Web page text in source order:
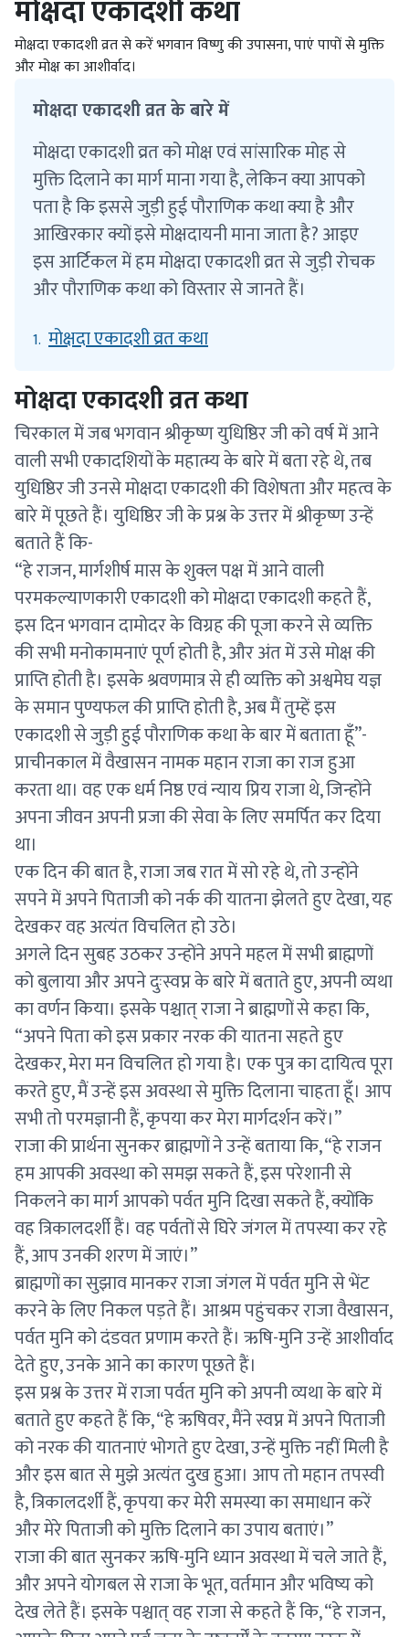
मोक्षदा एकादशी कथा
मोक्षदा एकादशी व्रत से करें भगवान विष्णु की उपासना, पाएं पापों से मुक्ति
और मोक्ष का आशीर्वाद।
मोक्षदा एकादशी व्रत के बारे में
मोक्षदा एकादशी व्रत को मोक्ष एवं सांसारिक मोह से
मुक्ति दिलाने का मार्ग माना गया है, लेकिन क्या आपको
पता है कि इससे जुड़ी हुई पौराणिक कथा क्या है और
आखिरकार क्यों इसे मोक्षदायनी माना जाता है? आइए
इस आर्टिकल में हम मोक्षदा एकादशी व्रत से जुड़ी रोचक
और पौराणिक कथा को विस्तार से जानते हैं।
1. मोक्षदा एकादशी व्रत कथा
मोक्षदा एकादशी व्रत कथा
चिरकाल में जब भगवान श्रीकृष्ण युधिष्ठिर जी को वर्ष में आने
वाली सभी एकादशियों के महात्म्य के बारे में बता रहे थे, तब
युधिष्ठिर जी उनसे मोक्षदा एकादशी की विशेषता और महत्व के
बारे में पूछते हैं। युधिष्ठिर जी के प्रश्न के उत्तर में श्रीकृष्ण उन्हें
बताते हैं कि-
“हे राजन, मार्गशीर्ष मास के शुक्ल पक्ष में आने वाली
परमकल्याणकारी एकादशी को मोक्षदा एकादशी कहते हैं,
इस दिन भगवान दामोदर के विग्रह की पूजा करने से व्यक्ति
की सभी मनोकामनाएं पूर्ण होती है, और अंत में उसे मोक्ष की
प्राप्ति होती है। इसके श्रवणमात्र से ही व्यक्ति को अश्वमेघ यज्ञ
के समान पुण्यफल की प्राप्ति होती है, अब मैं तुम्हें इस
एकादशी से जुड़ी हुई पौराणिक कथा के बार में बताता हूँ”-
प्राचीनकाल में वैखासन नामक महान राजा का राज हुआ
करता था। वह एक धर्म निष्ठ एवं न्याय प्रिय राजा थे, जिन्होंने
अपना जीवन अपनी प्रजा की सेवा के लिए समर्पित कर दिया
था।
एक दिन की बात है, राजा जब रात में सो रहे थे, तो उन्होंने
सपने में अपने पिताजी को नर्क की यातना झेलते हुए देखा, यह
देखकर वह अत्यंत विचलित हो उठे।
अगले दिन सुबह उठकर उन्होंने अपने महल में सभी ब्राह्मणों
को बुलाया और अपने दुःस्वप्न के बारे में बताते हुए, अपनी व्यथा
का वर्णन किया। इसके पश्चात् राजा ने ब्राह्मणों से कहा कि,
“अपने पिता को इस प्रकार नरक की यातना सहते हुए
देखकर, मेरा मन विचलित हो गया है। एक पुत्र का दायित्व पूरा
करते हुए, मैं उन्हें इस अवस्था से मुक्ति दिलाना चाहता हूँ। आप
सभी तो परमज्ञानी हैं, कृपया कर मेरा मार्गदर्शन करें।”
राजा की प्रार्थना सुनकर ब्राह्मणों ने उन्हें बताया कि, “हे राजन
हम आपकी अवस्था को समझ सकते हैं, इस परेशानी से
निकलने का मार्ग आपको पर्वत मुनि दिखा सकते हैं, क्योंकि
वह त्रिकालदर्शी हैं। वह पर्वतों से घिरे जंगल में तपस्या कर रहे
हैं, आप उनकी शरण में जाएं।”
ब्राह्मणों का सुझाव मानकर राजा जंगल में पर्वत मुनि से भेंट
करने के लिए निकल पड़ते हैं। आश्रम पहुंचकर राजा वैखासन,
पर्वत मुनि को दंडवत प्रणाम करते हैं। ऋषि-मुनि उन्हें आशीर्वाद
देते हुए, उनके आने का कारण पूछते हैं।
इस प्रश्न के उत्तर में राजा पर्वत मुनि को अपनी व्यथा के बारे में
बताते हुए कहते हैं कि, “हे ऋषिवर, मैंने स्वप्न में अपने पिताजी
को नरक की यातनाएं भोगते हुए देखा, उन्हें मुक्ति नहीं मिली है
और इस बात से मुझे अत्यंत दुख हुआ। आप तो महान तपस्वी
है, त्रिकालदर्शी हैं, कृपया कर मेरी समस्या का समाधान करें
और मेरे पिताजी को मुक्ति दिलाने का उपाय बताएं।”
राजा की बात सुनकर ऋषि-मुनि ध्यान अवस्था में चले जाते हैं,
और अपने योगबल से राजा के भूत, वर्तमान और भविष्य को
देख लेते हैं। इसके पश्चात् वह राजा से कहते हैं कि, “हे राजन,